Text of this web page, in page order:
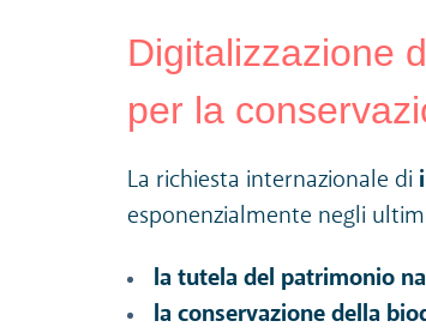
Digitalizzazione
per la
La richiesta internazionale di
esponenzialmente negli
la tutela del patrimonio
la conservazione della